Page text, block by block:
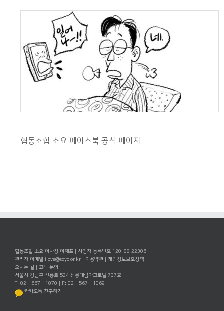
협동조합 소요 페이스북 공식 페이지
협동조합 소요 이사장 이재포 | 사업자 등록번호 120-88-22306
관리자 이메일:ilove@soyo.or.kr | 이용약관 | 개인정보보호정책
오시는 길 | 고객 문의
서울시 강남구 선릉로 524 선릉대림아크로텔 737호
T: 02 - 567 - 1070 | F: 02 - 567 - 1069
카카오톡 친구하기